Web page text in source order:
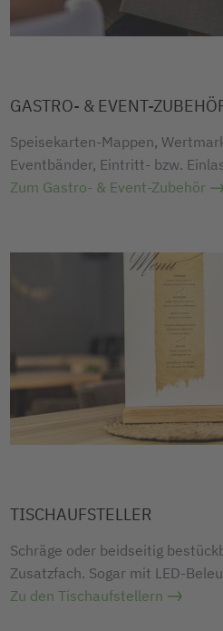
GASTRO- & EVENT-
Speisekarten-Mappen,
Eventbänder, Eintritt- bzw.
Zum Gastro- & Event-Zubehör
TISCHAUFSTELLER
Schräge oder beidseitig
Zusatzfach. Sogar mit LED-
Zu den Tischaufstellern